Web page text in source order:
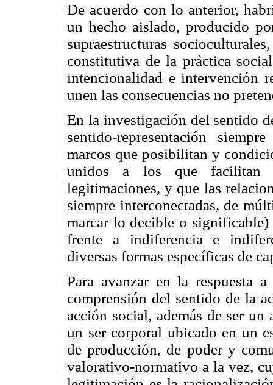
De acuerdo con lo anterior,
un hecho aislado, producido
supraestructuras
constitutiva de la práctica
intencionalidad e intervención
unen las consecuencias no
En la investigación del sentido
sentido-representación
marcos que posibilitan y
unidos a los que facilitan
legitimaciones, y que las
siempre interconectadas, de
marcar lo decible o
frente a indiferencia e
diversas formas específicas de
Para avanzar en la respuesta
comprensión del sentido de la
acción social, además de ser
un ser corporal ubicado en un
de producción, de poder y
valorativo-normativo a la vez,